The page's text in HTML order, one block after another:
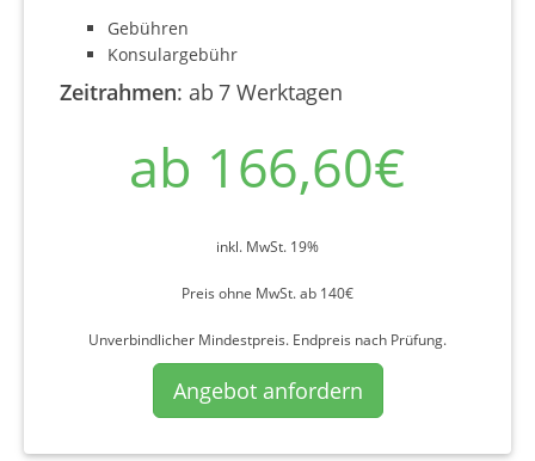
Gebühren
Konsulargebühr
Zeitrahmen: ab 7 Werktagen
ab 166,60€
inkl. MwSt. 19%
Preis ohne MwSt. ab 140€
Unverbindlicher Mindestpreis. Endpreis nach Prüfung.
Angebot anfordern